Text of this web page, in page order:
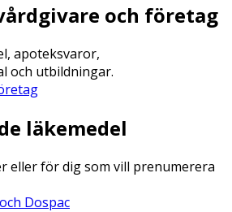
och företag
apoteksvaror,
och utbildningar.
läkemedel
eller för dig som vill prenumerera
Dospac